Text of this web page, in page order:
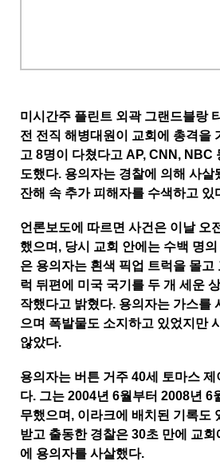
미시간주 플린트 외곽 그랜드블랑
전 전직 해병대원이 교회에 총격을
고 8명이 다쳤다고 AP, CNN, NBC
도했다. 용의자는 경찰에 의해 사살
잔해 속 추가 피해자를 수색하고 있
언론보도에 따르면 사건은 이날 오
했으며, 당시 교회 안에는 수백 명
은 용의자는 흰색 픽업 트럭을 몰고
럭 뒤편에 미국 국기를 두 개 세운
작했다고 밝혔다. 용의자는 가스를
으며 폭발물도 소지하고 있었지만
않았다.
용의자는 버튼 거주 40세 토마스
다. 그는 2004년 6월부터 2008년 6
무했으며, 이라크에 배치된 기록도
받고 출동한 경찰은 30초 만에 교
에 용의자를 사살했다.